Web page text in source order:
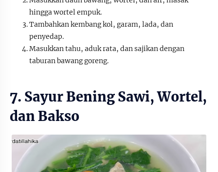
hingga wortel empuk.
Tambahkan kembang kol, garam, lada, dan
penyedap.
Masukkan tahu, aduk rata, dan sajikan dengan
taburan bawang goreng.
7. Sayur Bening Sawi, Wortel,
dan Bakso